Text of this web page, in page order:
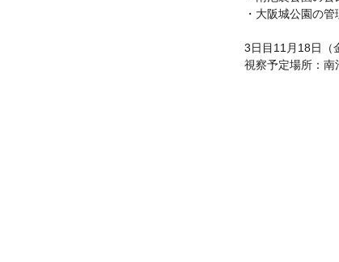
・大阪城公園の
3日目11月18日（
視察予定場所：南